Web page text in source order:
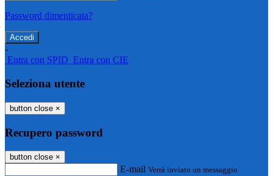
Password dimenticata?
-
Entra con SPID Entra con CIE
Seleziona utente
button close ×
Recupero password
button close ×
E-mail Verrà inviato un messaggio